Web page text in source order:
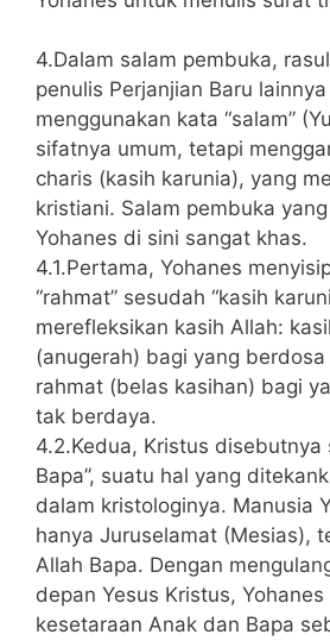
4.Dalam salam pembuka,
penulis Perjanjian Baru
menggunakan kata “salam”
sifatnya umum, tetapi
charis (kasih karunia), yang
kristiani. Salam pembuka
Yohanes di sini sangat khas.
4.1.Pertama, Yohanes
“rahmat” sesudah “kasih
merefleksikan kasih Allah:
(anugerah) bagi yang
rahmat (belas kasihan) bagi
tak berdaya.
4.2.Kedua, Kristus disebutnya
Bapa”, suatu hal yang
dalam kristologinya. Manusia
hanya Juruselamat (Mesias),
Allah Bapa. Dengan
depan Yesus Kristus,
kesetaraan Anak dan Bapa